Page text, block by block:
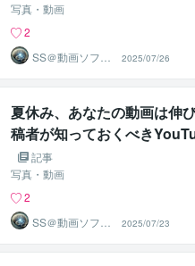
写真・動画
2
SS＠動画ソフト
ウェアエンジニ
ア
2025/07/26
夏休み、あなたの動画は伸
稿者が知っておくべき
波」とその対策を解説しま
ラム】
記事
写真・動画
2
SS＠動画ソフト
ウェアエンジニ
ア
2025/07/23